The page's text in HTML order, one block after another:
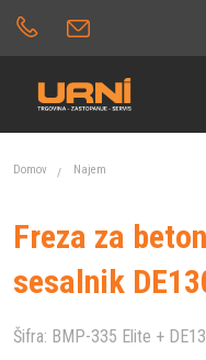
Domov Najem
Freza za
sesalnik
Šifra: BMP-335 Elite +